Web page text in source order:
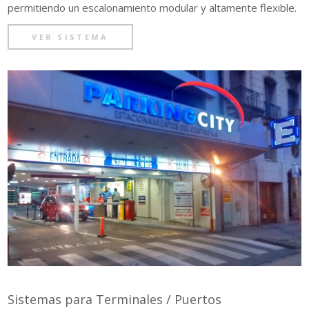
permitiendo un escalonamiento modular y altamente flexible.
VER SISTEMA
Sistemas para Terminales / Puertos